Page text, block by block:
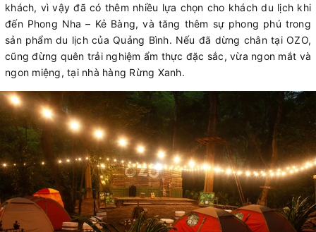
khách, vì vậy đã có thêm nhiều lựa chọn cho khách du lịch khi
đến Phong Nha – Kẻ Bàng, và tăng thêm sự phong phú trong
sản phẩm du lịch của Quảng Bình. Nếu đã dừng chân tại OZO,
cũng đừng quên trải nghiệm ẩm thực đặc sắc, vừa ngon mắt và
ngon miệng, tại nhà hàng Rừng Xanh.